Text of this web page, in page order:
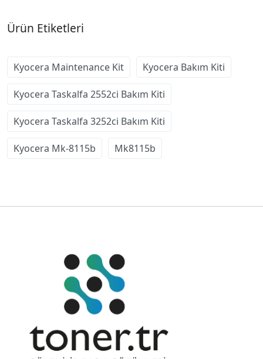
Ürün Etiketleri
Kyocera Maintenance Kit Kyocera Bakım Kiti
Kyocera Taskalfa 2552ci Bakım Kiti
Kyocera Taskalfa 3252ci Bakım Kiti
Kyocera Mk-8115b Mk8115b